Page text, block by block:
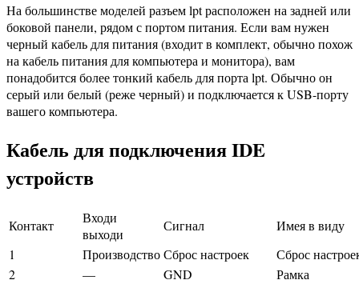
На большинстве моделей разъем lpt расположен на задней или
боковой панели, рядом с портом питания. Если вам нужен
черный кабель для питания (входит в комплект, обычно похож
на кабель питания для компьютера и монитора), вам
понадобится более тонкий кабель для порта lpt. Обычно он
серый или белый (реже черный) и подключается к USB-порту
вашего компьютера.
Кабель для подключения IDE
устройств
Контакт
Входи
выходи
Сигнал
Имея в виду
1
ПроизводствоСброс настроек
Сброс
2
— GND
Рамка